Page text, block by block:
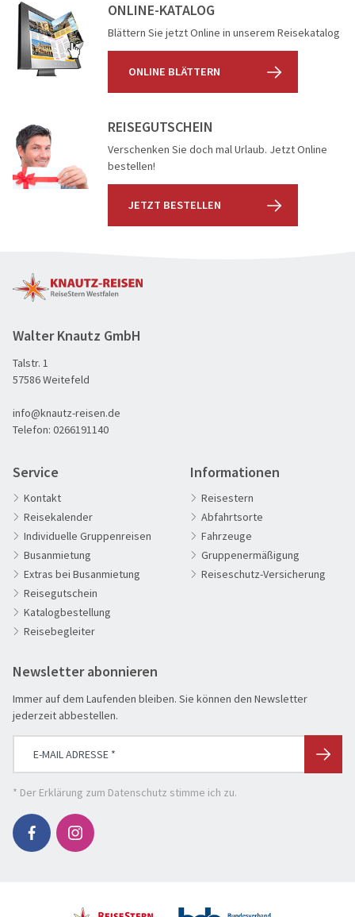
SUCHEN & BUCHEN
Reisekategorie
Adventsreisen
Clubreisen
Deutschland erleben
Die Welt entdecken
Entspannen & Wohlfühlen
Erlebnisreise
Eröffnungs- & Abschlussreisen
Flugreisen
Genussreise
Herbstreise
Hochseekreuzfahrt
Leserreisen
Osterreisen
PREMIUM-Bus
Radreisen
Schiffsreisen
Benelux
Deutschland
ONLINE-KATALOG
Blättern Sie jetzt Online in unserem Reisekatalog
ONLINE BLÄTTERN
REISEGUTSCHEIN
Verschenken Sie doch mal Urlaub. Jetzt Online
bestellen!
JETZT BESTELLEN
Walter Knautz GmbH
Talstr. 1
57586 Weitefeld
info@knautz-reisen.de
Telefon: 0266191140
Service
Kontakt
Reisekalender
Individuelle Gruppenreisen
Busanmietung
Extras bei Busanmietung
Reisegutschein
Katalogbestellung
Reisebegleiter
Informationen
Reisestern
Abfahrtsorte
Fahrzeuge
Gruppenermäßigung
Reiseschutz-Versicherung
Newsletter abonnieren
Immer auf dem Laufenden bleiben. Sie können den Newsletter
jederzeit abbestellen.
* Der Erklärung zum Datenschutz stimme ich zu.